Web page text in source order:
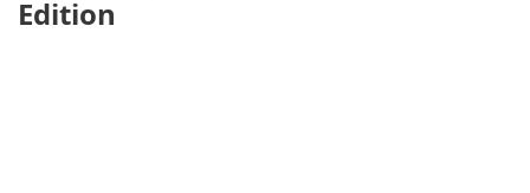
Edition